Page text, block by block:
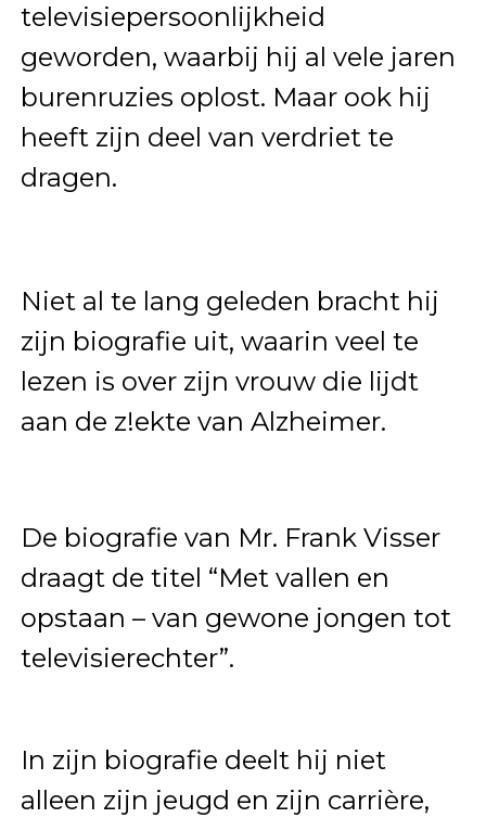
televisiepersoonlijkheid
geworden, waarbij hij al vele jaren
burenruzies oplost. Maar ook hij
heeft zijn deel van verdriet te
dragen.
Niet al te lang geleden bracht hij
zijn biografie uit, waarin veel te
lezen is over zijn vrouw die lijdt
aan de z!ekte van Alzheimer.
De biografie van Mr. Frank Visser
draagt de titel “Met vallen en
opstaan – van gewone jongen tot
televisierechter”.
In zijn biografie deelt hij niet
alleen zijn jeugd en zijn carrière,